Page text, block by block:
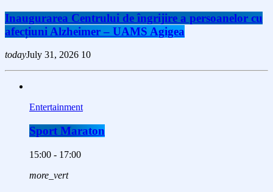
Inaugurarea Centrului de îngrijire a persoanelor cu
afecțiuni Alzheimer – UAMS Agigea
todayJuly 31, 2026 10
Entertainment
Sport Maraton
15:00 - 17:00
more_vert